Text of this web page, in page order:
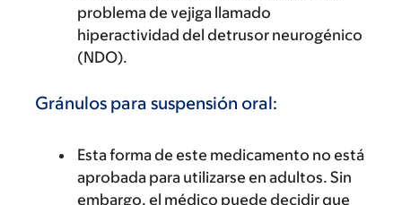
problema de vejiga llamado
hiperactividad del detrusor neurogénico
(NDO).
Gránulos para suspensión oral:
Esta forma de este medicamento no está
aprobada para utilizarse en adultos. Sin
embargo, el médico puede decidir que